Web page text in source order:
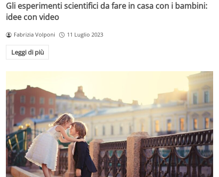
Gli esperimenti scientifici da fare in casa con i bambini:
idee con video
Fabrizia Volponi 11 Luglio 2023
Leggi di più